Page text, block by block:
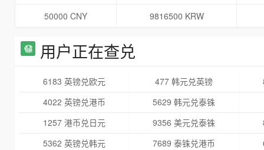
50000 CNY
9816500 KRW
用户正在查兑
6183 英镑兑欧元 477 韩元兑英镑
4022 英镑兑港币
5629 韩元兑泰铢
1257 港币兑日元
9356 美元兑泰铢
5362 英镑兑韩元
7689 泰铢兑港币